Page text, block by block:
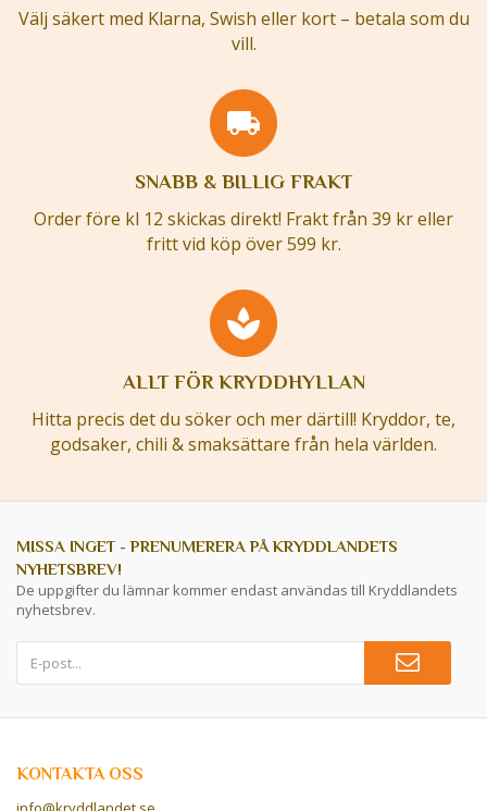
Välj säkert med Klarna, Swish eller kort – betala som du
vill.
SNABB & BILLIG FRAKT
Order före kl 12 skickas direkt! Frakt från 39 kr eller
fritt vid köp över 599 kr.
ALLT FÖR KRYDDHYLLAN
Hitta precis det du söker och mer därtill! Kryddor, te,
godsaker, chili & smaksättare från hela världen.
MISSA INGET - PRENUMERERA PÅ KRYDDLANDETS
NYHETSBREV!
De uppgifter du lämnar kommer endast användas till Kryddlandets
nyhetsbrev.
KONTAKTA OSS